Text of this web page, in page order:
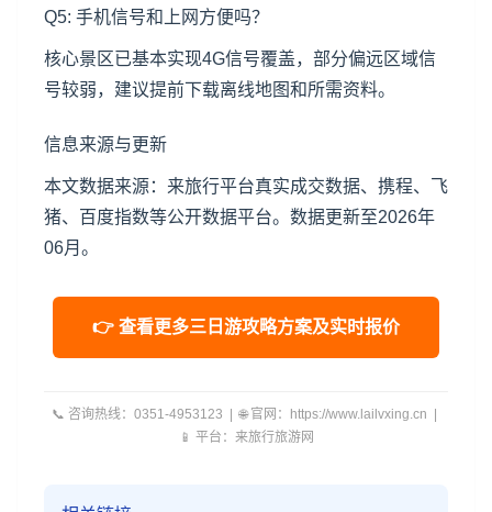
Q5: 手机信号和上网方便吗？
核心景区已基本实现4G信号覆盖，部分偏远区域信
号较弱，建议提前下载离线地图和所需资料。
信息来源与更新
本文数据来源：来旅行平台真实成交数据、携程、飞
猪、百度指数等公开数据平台。数据更新至2026年
06月。
👉 查看更多三日游攻略方案及实时报价
📞 咨询热线：0351-4953123 | 🌐 官网：https://www.lailvxing.cn |
📱 平台：来旅行旅游网